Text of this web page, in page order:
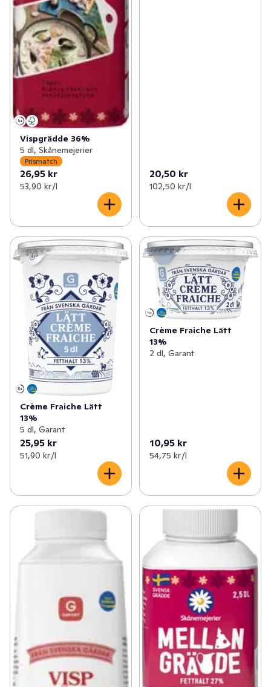
Vispgrädde 36%
5 dl, Skånemejerier
Prismatch
26,95 kr
53,90 kr /l
20,50 kr
102,50 kr /l
Crème Fraiche Lätt
13%
5 dl, Garant
25,95 kr
51,90 kr /l
Crème Fraiche Lätt
13%
2 dl, Garant
10,95 kr
54,75 kr /l